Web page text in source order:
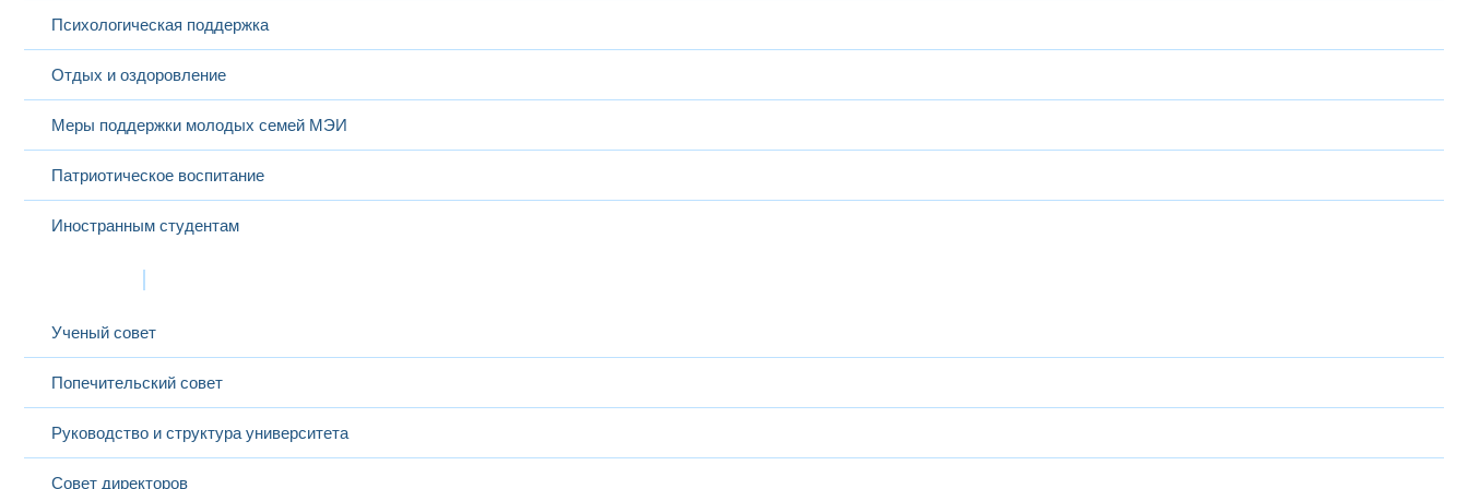
Психологическая поддержка
Отдых и оздоровление
Меры поддержки молодых семей МЭИ
Патриотическое воспитание
Иностранным студентам
Ученый совет
Попечительский совет
Руководство и структура университета
Совет директоров